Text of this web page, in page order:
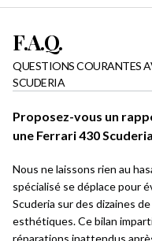
F.A.Q.
QUESTIONS COURANTES
SCUDERIA
Proposez-vous un
une Ferrari 430
Nous ne laissons rien au
spécialisé se déplace pour
Scuderia sur des dizaines
esthétiques. Ce bilan
réparations inattendus